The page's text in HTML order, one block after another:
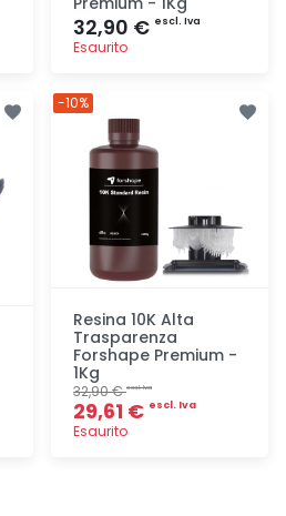
32,90 € escl. Iva
Esaurito
Resina 10K Alta
Trasparenza
Forshape Premium -
1Kg
32,90 €escl. Iva
29,61 € escl. Iva
Esaurito
-10%